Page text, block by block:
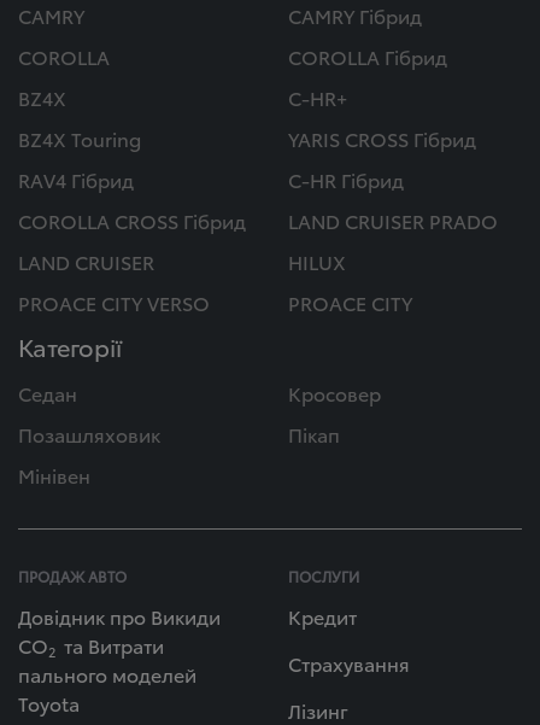
CAMRY
CAMRY Гібрид
COROLLA
COROLLA Гібрид
BZ4X
C-HR+
BZ4X Touring
YARIS CROSS Гібрид
RAV4 Гібрид
C-HR Гібрид
COROLLA CROSS Гібрид
LAND CRUISER PRADO
LAND CRUISER
HILUX
PROACE CITY VERSO
PROACE CITY
Категорії
Седан
Кросовер
Позашляховик
Пікап
Мінівен
ПРОДАЖ АВТО
Довідник про Викиди
СО2 та Витрати
пального моделей
Toyota
ПОСЛУГИ
Кредит
Страхування
Лізинг